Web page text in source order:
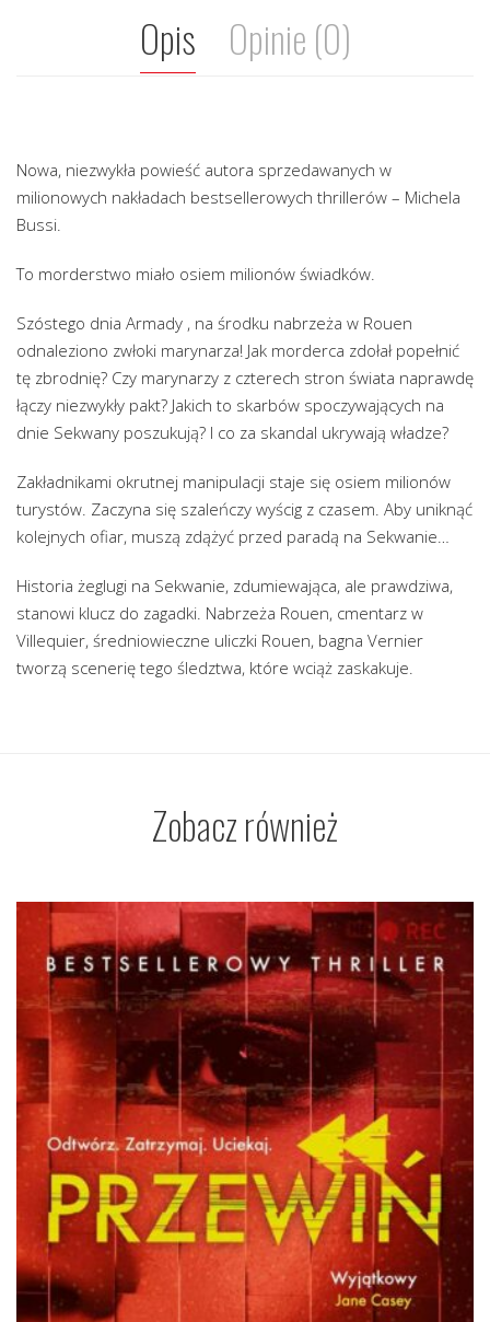
Opis Opinie (0)
Nowa, niezwykła powieść autora sprzedawanych w
milionowych nakładach bestsellerowych thrillerów – Michela
Bussi.
To morderstwo miało osiem milionów świadków.
Szóstego dnia Armady , na środku nabrzeża w Rouen
odnaleziono zwłoki marynarza! Jak morderca zdołał popełnić
tę zbrodnię? Czy marynarzy z czterech stron świata naprawdę
łączy niezwykły pakt? Jakich to skarbów spoczywających na
dnie Sekwany poszukują? I co za skandal ukrywają władze?
Zakładnikami okrutnej manipulacji staje się osiem milionów
turystów. Zaczyna się szaleńczy wyścig z czasem. Aby uniknąć
kolejnych ofiar, muszą zdążyć przed paradą na Sekwanie…
Historia żeglugi na Sekwanie, zdumiewająca, ale prawdziwa,
stanowi klucz do zagadki. Nabrzeża Rouen, cmentarz w
Villequier, średniowieczne uliczki Rouen, bagna Vernier
tworzą scenerię tego śledztwa, które wciąż zaskakuje.
Zobacz również